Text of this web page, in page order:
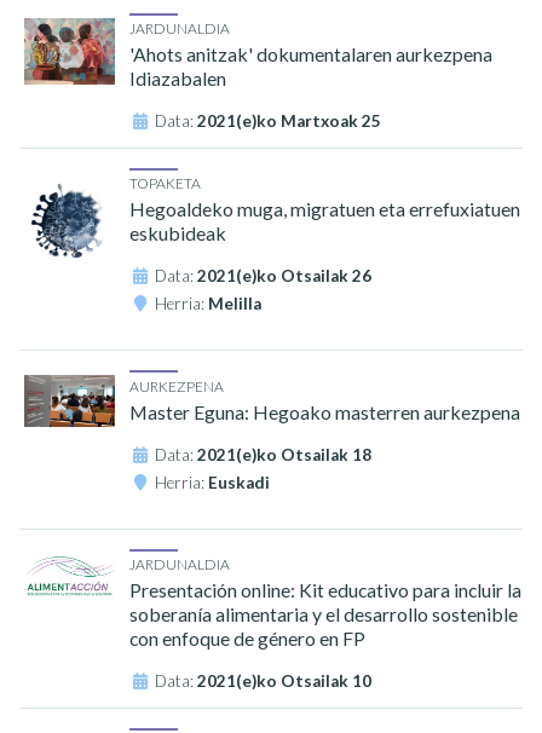
JARDUNALDIA
'Ahots anitzak' dokumentalaren aurkezpena
Idiazabalen
Data:2021(e)ko Martxoak 25
TOPAKETA
Hegoaldeko muga, migratuen eta errefuxiatuen
eskubideak
Data:2021(e)ko Otsailak 26
Herria: Melilla
AURKEZPENA
Master Eguna: Hegoako masterren aurkezpena
Data:2021(e)ko Otsailak 18
Herria: Euskadi
JARDUNALDIA
Presentación online: Kit educativo para incluir la
soberanía alimentaria y el desarrollo sostenible
con enfoque de género en FP
Data:2021(e)ko Otsailak 10